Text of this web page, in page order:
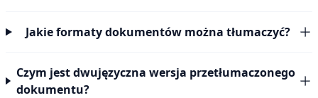
Jakie formaty dokumentów można tłumaczyć?
Czym jest dwujęzyczna wersja przetłumaczonego
dokumentu?